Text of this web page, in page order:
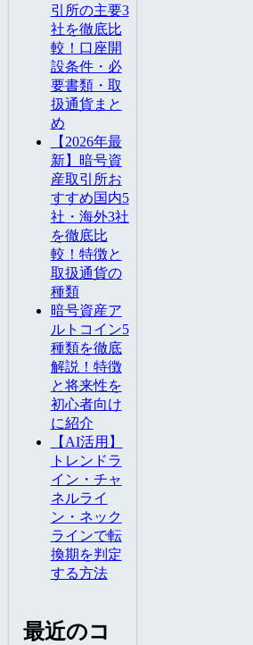
引所の主要3
社を徹底比
較！口座開
設条件・必
要書類・取
扱通貨まと
め
【2026年最
新】暗号資
産取引所お
すすめ国内5
社・海外3社
を徹底比
較！特徴と
取扱通貨の
種類
暗号資産ア
ルトコイン5
種類を徹底
解説！特徴
と将来性を
初心者向け
に紹介
【AI活用】
トレンドラ
イン・チャ
ネルライ
ン・ネック
ラインで転
換期を判定
する方法
最近のコ